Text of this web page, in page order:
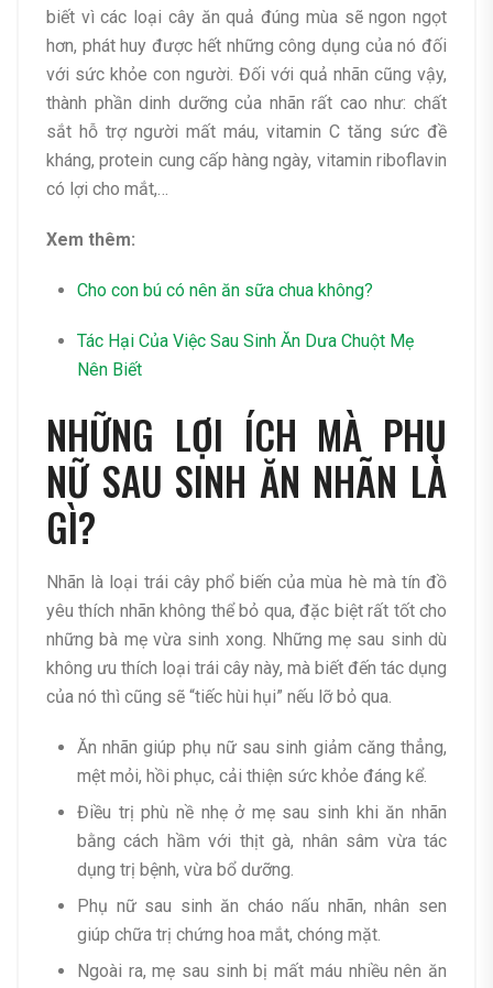
biết vì các loại cây ăn quả đúng mùa sẽ ngon ngọt
hơn, phát huy được hết những công dụng của nó đối
với sức khỏe con người. Đối với quả nhãn cũng vậy,
thành phần dinh dưỡng của nhãn rất cao như: chất
sắt hỗ trợ người mất máu, vitamin C tăng sức đề
kháng, protein cung cấp hàng ngày, vitamin riboflavin
có lợi cho mắt,…
Xem thêm:
Cho con bú có nên ăn sữa chua không?
Tác Hại Của Việc Sau Sinh Ăn Dưa Chuột Mẹ
Nên Biết
NHỮNG LỢI ÍCH MÀ PHỤ
NỮ SAU SINH ĂN NHÃN LÀ
GÌ?
Nhãn là loại trái cây phổ biến của mùa hè mà tín đồ
yêu thích nhãn không thể bỏ qua, đặc biệt rất tốt cho
những bà mẹ vừa sinh xong. Những mẹ sau sinh dù
không ưu thích loại trái cây này, mà biết đến tác dụng
của nó thì cũng sẽ “tiếc hùi hụi” nếu lỡ bỏ qua.
Ăn nhãn giúp phụ nữ sau sinh giảm căng thẳng,
mệt mỏi, hồi phục, cải thiện sức khỏe đáng kể.
Điều trị phù nề nhẹ ở mẹ sau sinh khi ăn nhãn
bằng cách hầm với thịt gà, nhân sâm vừa tác
dụng trị bệnh, vừa bổ dưỡng.
Phụ nữ sau sinh ăn cháo nấu nhãn, nhân sen
giúp chữa trị chứng hoa mắt, chóng mặt.
Ngoài ra, mẹ sau sinh bị mất máu nhiều nên ăn